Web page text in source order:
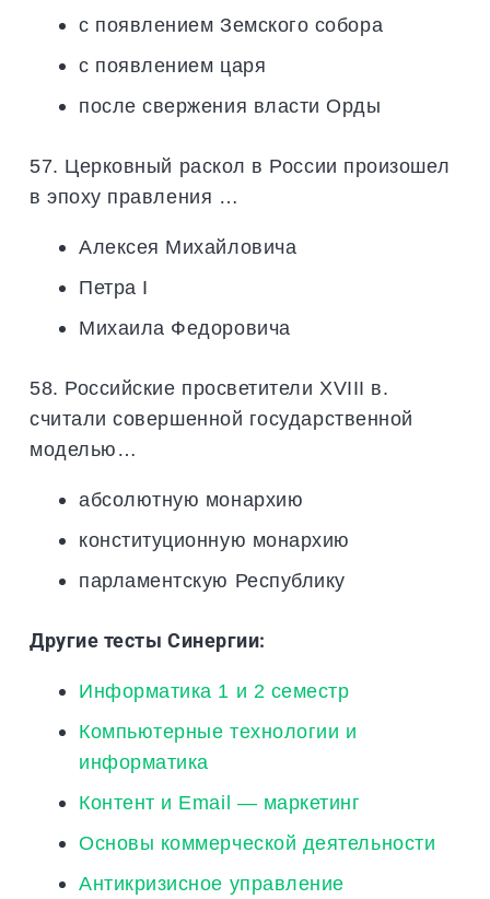
с появлением Земского собора
с появлением царя
после свержения власти Орды
57. Церковный раскол в России произошел
в эпоху правления …
Алексея Михайловича
Петра I
Михаила Федоровича
58. Российские просветители XVIII в.
считали совершенной государственной
моделью…
абсолютную монархию
конституционную монархию
парламентскую Республику
Другие тесты Синергии:
Информатика 1 и 2 семестр
Компьютерные технологии и
информатика
Контент и Email — маркетинг
Основы коммерческой деятельности
Антикризисное управление